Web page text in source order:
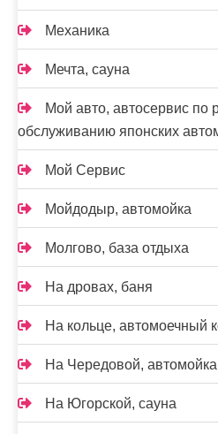
Механика
Мечта, сауна
Мой авто, автосервис по
обслуживанию японских
Мой Сервис
Мойдодыр, автомойка
Молгово, база отдыха
На дровах, баня
На кольце, автомоечный
На Чередовой, автомойка
На Югорской, сауна